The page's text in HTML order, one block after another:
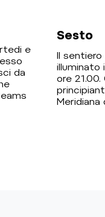
e
da
Sesto
Il
illuminato
ore
Meridiana